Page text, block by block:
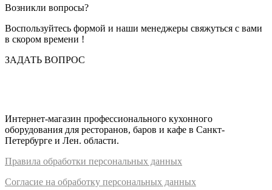
Возникли вопросы?
Воспользуйтесь формой и наши менеджеры свяжуться с вами
в скором времени !
ЗАДАТЬ ВОПРОС
Интернет-магазин профессионального кухонного
оборудования для ресторанов, баров и кафе в Санкт-
Петербурге и Лен. области.
Правила обработки персональных данных
Согласие на обработку персональных данных